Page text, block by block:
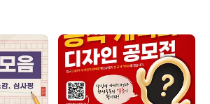
하여청년들을 대상으로 봄 주
객을 대상으로 낭만의 봄을 선
4072 (대구광역시 동구
심과 참여를 바라며, 이상 콘코